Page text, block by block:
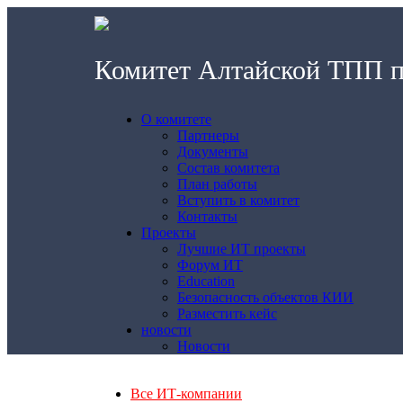
Комитет Алтайской ТПП
О комитете
Партнеры
Документы
Состав комитета
План работы
Вступить в комитет
Контакты
Проекты
Лучшие ИТ проекты
Форум ИТ
Education
Безопасность объектов КИИ
Разместить кейс
новости
Новости
Все ИТ-компании